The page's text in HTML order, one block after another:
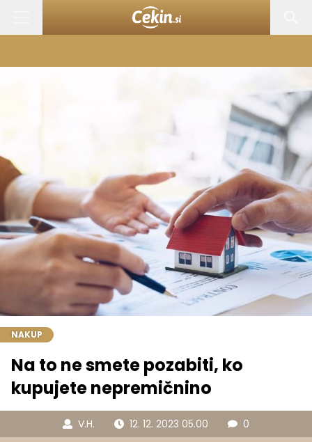
NAKUP
Na to ne smete pozabiti, ko
kupujete nepremičnino
V.H. 12. 12. 2023 05.00 0